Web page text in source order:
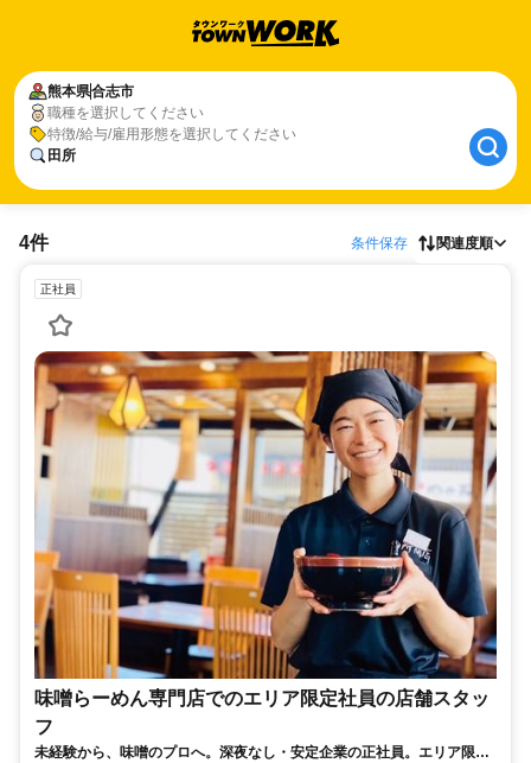
熊本県合志市
職種を選択してください
特徴/給与/雇用形態を選択してください
田所
4件 条件保存 関連度順
正社員
味噌らーめん専門店でのエリア限定社員の店舗スタッ
フ
未経験から、味噌のプロへ。深夜なし・安定企業の正社員。エリア限定